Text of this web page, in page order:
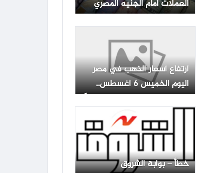
العملات أمام الجنيه المصري
اليوم الخميس
ارتفاع أسعار الذهب في مصر
اليوم الخميس 6 أغسطس..
وعيار 21 يقفز إلى 5960 جنيهًا
خطأ – بوابة الشروق